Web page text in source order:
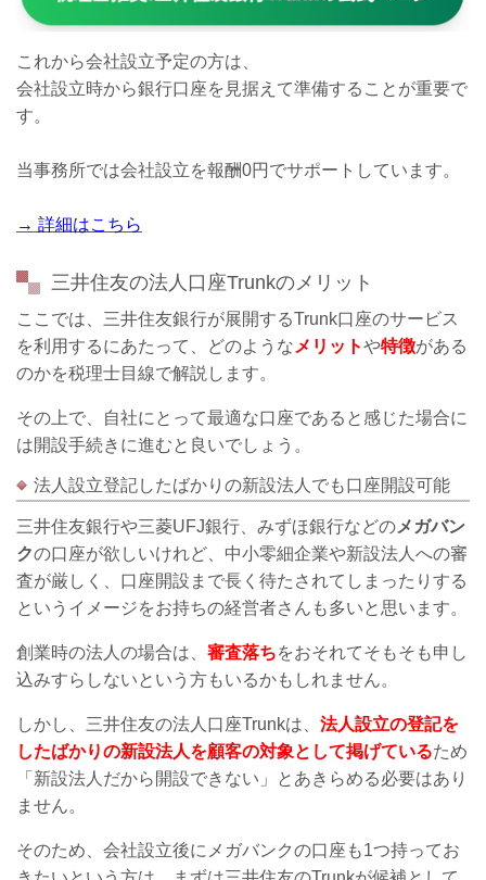
これから会社設立予定の方は、
会社設立時から銀行口座を見据えて準備することが重要で
す。
当事務所では会社設立を報酬0円でサポートしています。
→ 詳細はこちら
三井住友の法人口座Trunkのメリット
ここでは、三井住友銀行が展開するTrunk口座のサービス
を利用するにあたって、どのような メリットや特徴がある
のかを税理士目線で解説します。
その上で、自社にとって最適な口座であると感じた場合に
は開設手続きに進むと良いでしょう。
法人設立登記したばかりの新設法人でも口座開設可能
三井住友銀行や三菱UFJ銀行、みずほ銀行などのメガバン
クの口座が欲しいけれど、中小零細企業や新設法人への審
査が厳しく、口座開設まで長く待たされてしまったりする
というイメージをお持ちの経営者さんも多いと思います。
創業時の法人の場合は、 審査落ちをおそれてそもそも申し
込みすらしないという方もいるかもしれません。
しかし、三井住友の法人口座Trunkは、 法人設立の登記を
したばかりの新設法人を顧客の対象として掲げているため
「新設法人だから開設できない」とあきらめる必要はあり
ません。
そのため、会社設立後にメガバンクの口座も1つ持ってお